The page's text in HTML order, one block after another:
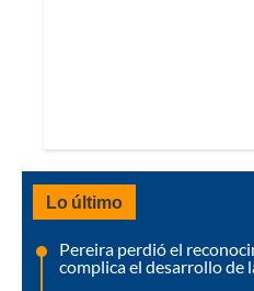
Lo último
Pereira perdió el
complica el desarrollo de